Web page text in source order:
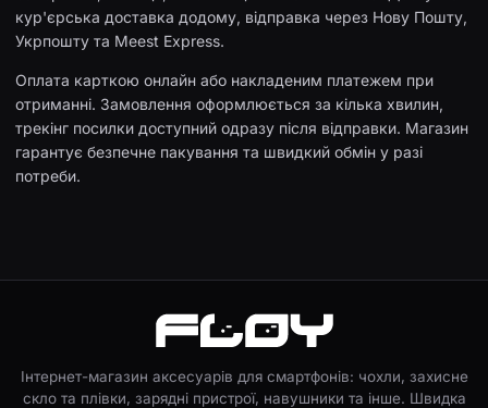
кур'єрська доставка додому, відправка через Нову Пошту,
Укрпошту та Meest Express.
Оплата карткою онлайн або накладеним платежем при
отриманні. Замовлення оформлюється за кілька хвилин,
трекінг посилки доступний одразу після відправки. Магазин
гарантує безпечне пакування та швидкий обмін у разі
потреби.
Інтернет-магазин аксесуарів для смартфонів: чохли, захисне
скло та плівки, зарядні пристрої, навушники та інше. Швидка